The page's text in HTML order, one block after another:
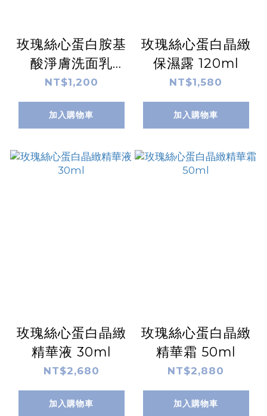
玫瑰絲心蛋白胺基
酸淨膚洗面乳
120ml
NT$1,200
加入購物車
玫瑰絲心蛋白晶緻
保濕露 120ml
NT$1,580
加入購物車
玫瑰絲心蛋白晶緻
精華液 30ml
NT$2,680
加入購物車
玫瑰絲心蛋白晶緻
精華霜 50ml
NT$2,880
加入購物車